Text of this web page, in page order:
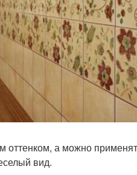
оттенком, а можно
вид.